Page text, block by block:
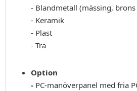
- Blandmetall (mässing, brons
- Keramik
- Plast
- Trä
Option
- PC-manöverpanel med fria